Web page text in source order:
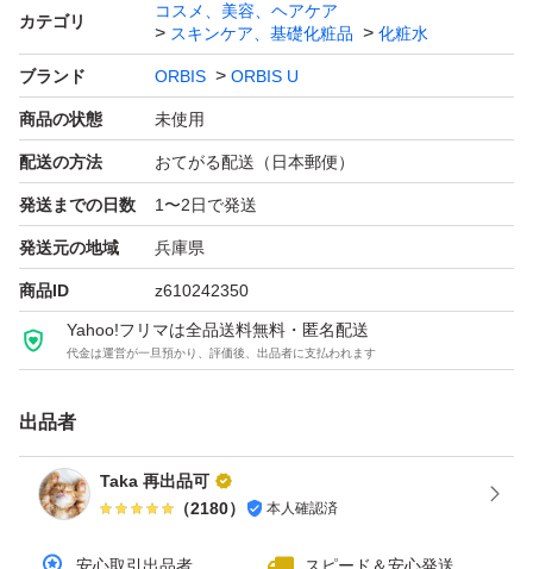
カテゴリ
コスメ、美容、ヘアケア
スキンケア、基礎化粧品
化粧水
ブランド ORBIS ORBIS U
商品の状態 未使用
配送の方法 おてがる配送（日本郵便）
発送までの日数 1〜2日で発送
発送元の地域 兵庫県
商品ID z610242350
Yahoo!フリマは全品送料無料・匿名配送
代金は運営が一旦預かり、評価後、出品者に支払われます
出品者
Taka 再出品可
（2180） 本人確認済